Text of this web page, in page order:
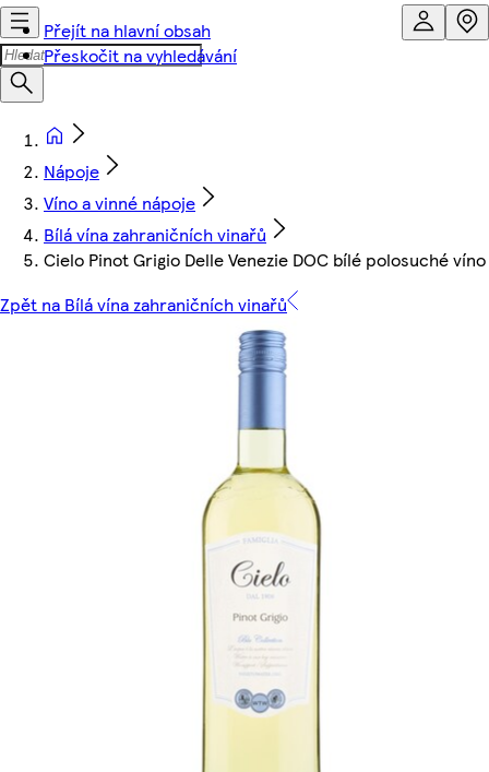
Přejít na hlavní obsah
Přeskočit na vyhledávání
Nápoje
Víno a vinné nápoje
Bílá vína zahraničních vinařů
Cielo Pinot Grigio Delle Venezie DOC bílé polosuché
Zpět na Bílá vína zahraničních vinařů